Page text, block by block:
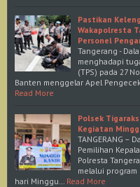
Pastikan
Wakapolresta
Personel
Tangerang -
menghadapi
(TPS) pada 27
Banten menggelar Apel
Read More
Polsek
Kegiatan
TANGERANG –
Pemilihan
Polresta
melalui
hari Minggu… Read More